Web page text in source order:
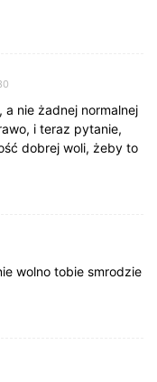
nie żadnej normalnej
i teraz pytanie,
dobrej woli, żeby to
wolno tobie smrodzie